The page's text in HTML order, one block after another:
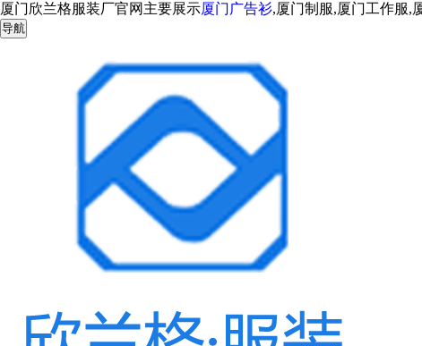
厦门欣兰格服装厂官网主要展示厦门广告衫,厦门制服,厦门工作服,
导航